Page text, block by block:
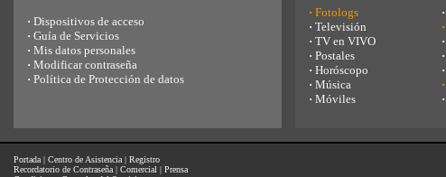
· Dispositivos de acceso
· Guía de Servicios
· Mis datos personales
· Modificar contraseña
· Política de Protección de datos
· Fotologs
· Televisión
· TV en VIVO
· Postales
· Horóscopo
· Música
· Móviles
·
·
·
·
·
·
·
Portada | Centro de Asistencia | Registro
Recordatorio de Contraseña | Comercial | Prensa